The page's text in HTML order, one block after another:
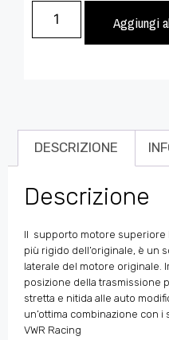
Aggiungi
DESCRIZIONE
Descrizione
Il supporto motore superiore
più rigido dell’originale, è un
laterale del motore originale.
posizione della trasmissione
stretta e nitida alle auto
un’ottima combinazione con
VWR Racing